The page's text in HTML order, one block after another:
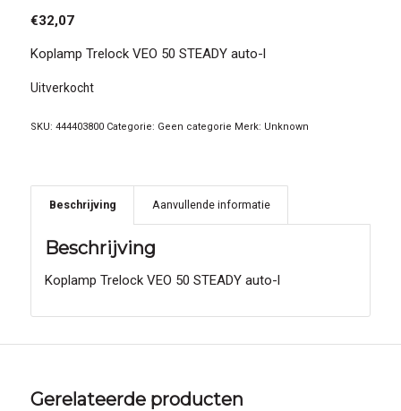
€32,07
Koplamp Trelock VEO 50 STEADY auto-l
Uitverkocht
SKU: 444403800 Categorie: Geen categorie Merk: Unknown
Beschrijving Aanvullende informatie
Beschrijving
Koplamp Trelock VEO 50 STEADY auto-l
Gerelateerde producten